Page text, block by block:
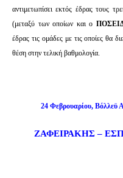
αντιμετωπίσει εκτός έδρας τους
(μεταξύ των οποίων και ο
έδρας τις ομάδες με τις οποίες θα
θέση στην τελική βαθμολογία.
24 Φεβρουαρίου, Βόλλεϋ
ΖΑΦΕΙΡΑΚΗΣ –